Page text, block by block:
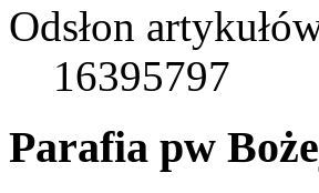
Odsłon
16395797
Parafia pw